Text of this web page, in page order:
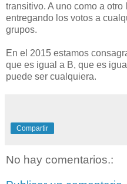
transitivo. A uno como a
entregando los votos a
grupos.
En el 2015 estamos
que es igual a B, que es
puede ser cualquiera.
Compartir
No hay comentarios.: